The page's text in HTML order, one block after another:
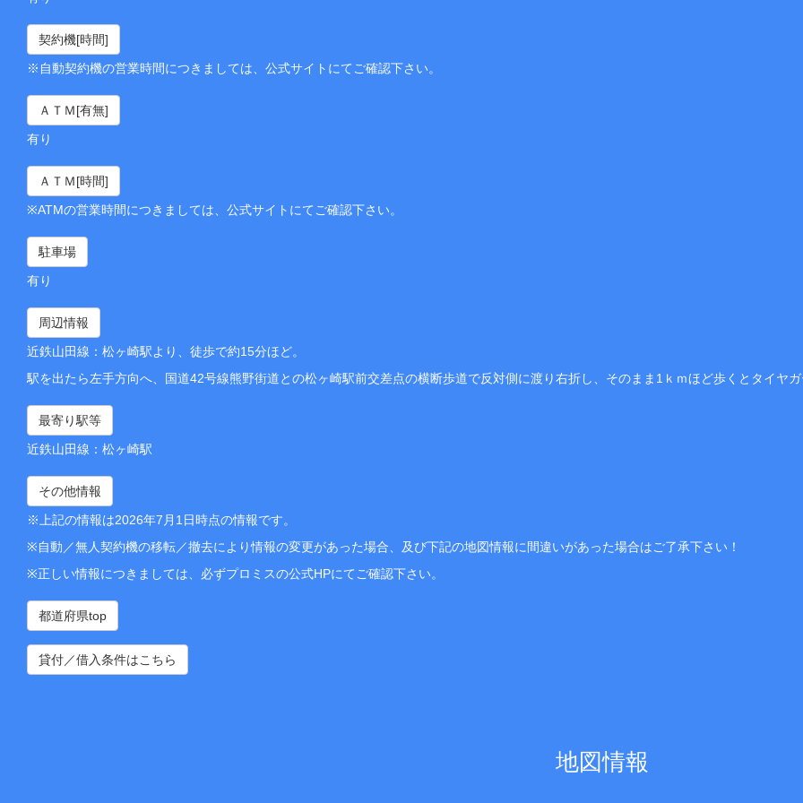
契約機[時間]
※自動契約機の営業時間につきましては、公式サイトにてご確認下さい。
ＡＴＭ[有無]
有り
ＡＴＭ[時間]
※ATMの営業時間につきましては、公式サイトにてご確認下さい。
駐車場
有り
周辺情報
近鉄山田線：松ヶ崎駅より、徒歩で約15分ほど。
駅を出たら左手方向へ、国道42号線熊野街道との松ヶ崎駅前交差点の横断歩道で反対側に渡り右折し、そのまま1ｋｍほど歩くとタイヤガ
最寄り駅等
近鉄山田線：松ヶ崎駅
その他情報
※上記の情報は2026年7月1日時点の情報です。
※自動／無人契約機の移転／撤去により情報の変更があった場合、及び下記の地図情報に間違いがあった場合はご了承下さい！
※正しい情報につきましては、必ずプロミスの公式HPにてご確認下さい。
都道府県top
貸付／借入条件はこちら
地図情報